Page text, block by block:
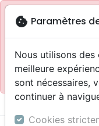
blockSite réservé
Accès pour les
Site pour le grand
menu
cookie Paramètres
Nous utilisons
meilleure
sont nécessaires,
continuer à
Cookies